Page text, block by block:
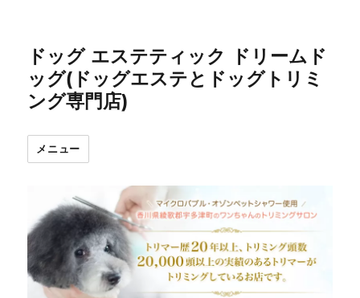
ドッグ エステティック ドリームド
ッグ(ドッグエステとドッグトリミ
ング専門店)
メニュー